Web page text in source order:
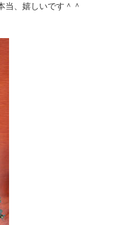
当、嬉しいです＾＾